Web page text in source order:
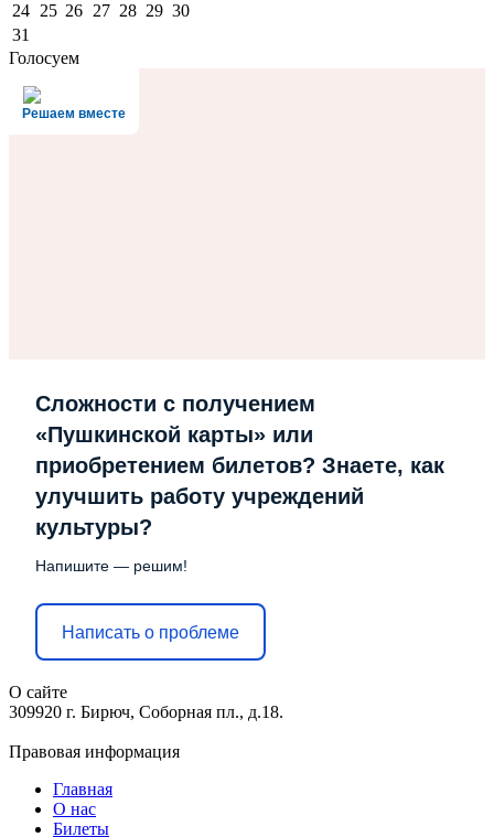
24 25 26 27 28 29 30
31
Голосуем
Решаем вместе
Сложности с получением
«Пушкинской карты» или
приобретением билетов? Знаете, как
улучшить работу учреждений
культуры?
Напишите — решим!
Написать о проблеме
О сайте
309920 г. Бирюч, Соборная пл., д.18.
Правовая информация
Главная
О нас
Билеты